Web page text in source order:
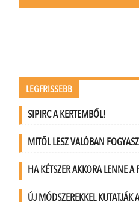
LEGFRISSEBB
SIPIRC A KERTEMBŐL!
MITŐL LESZ VALÓBAN
HA KÉTSZER AKKORA LENNE
ÚJ MÓDSZEREKKEL KUTATJÁK